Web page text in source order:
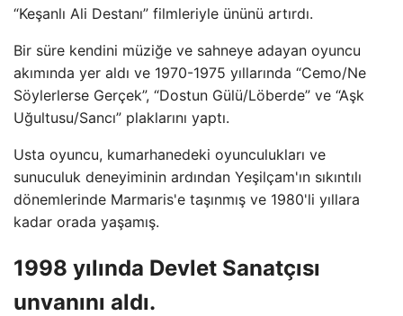
“Keşanlı Ali Destanı” filmleriyle ününü artırdı.
Bir süre kendini müziğe ve sahneye adayan oyuncu
akımında yer aldı ve 1970-1975 yıllarında “Cemo/Ne
Söylerlerse Gerçek”, “Dostun Gülü/Löberde” ve “Aşk
Uğultusu/Sancı” plaklarını yaptı.
Usta oyuncu, kumarhanedeki oyunculukları ve
sunuculuk deneyiminin ardından Yeşilçam'ın sıkıntılı
dönemlerinde Marmaris'e taşınmış ve 1980'li yıllara
kadar orada yaşamış.
1998 yılında Devlet Sanatçısı
unvanını aldı.